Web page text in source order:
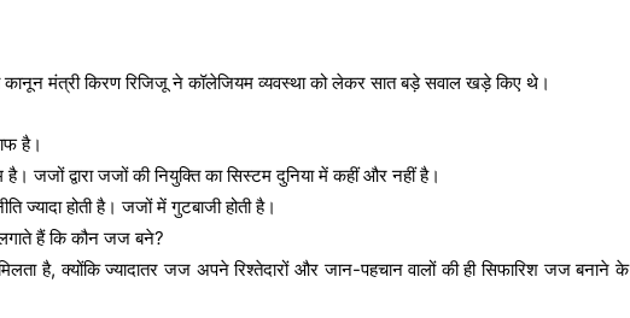
मंत्री किरण रिजिजू ने कॉलेजियम व्यवस्था को लेकर सात बड़े सवाल खड़े किए थे।
है।
जजों द्वारा जजों की नियुक्ति का सिस्टम दुनिया में कहीं और नहीं है।
होती है। जजों में गुटबाजी होती है।
हैं कि कौन जज बने?
है, क्योंकि ज्यादातर जज अपने रिश्तेदारों और जान-पहचान वालों की ही सिफारिश जज बनाने के